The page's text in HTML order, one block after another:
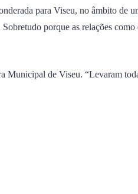
para Viseu, no âmbito de
porque as relações
Municipal de Viseu. “Levaram